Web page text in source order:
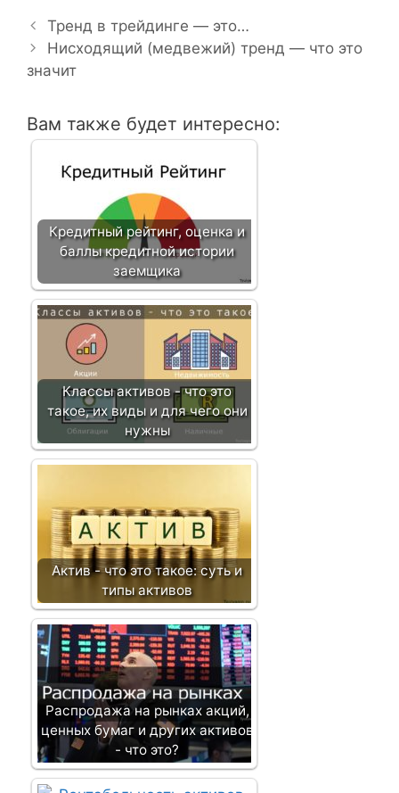
б
р
и
а
в
и
а
ц
с
Тренд в трейдинге — это…
Нисходящий (медвежий) тренд — что это
значит
Вам также будет интересно:
Кредитный рейтинг, оценка и
баллы кредитной истории
заемщика
Классы активов - что это
такое, их виды и для чего они
нужны
Актив - что это такое: суть и
типы активов
Распродажа на рынках акций,
ценных бумаг и других активов
- что это?